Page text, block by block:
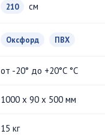
210 см
Оксфорд ПВХ
от -20° до +20°С °С
1000 x 90 x 500 мм
15 кг